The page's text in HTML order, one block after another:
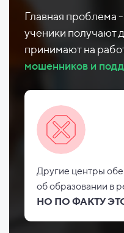
Главная проблема
ученики получают
принимают на
мошенников и
Другие центры
обобразовании в
НО ПО ФАКТУ